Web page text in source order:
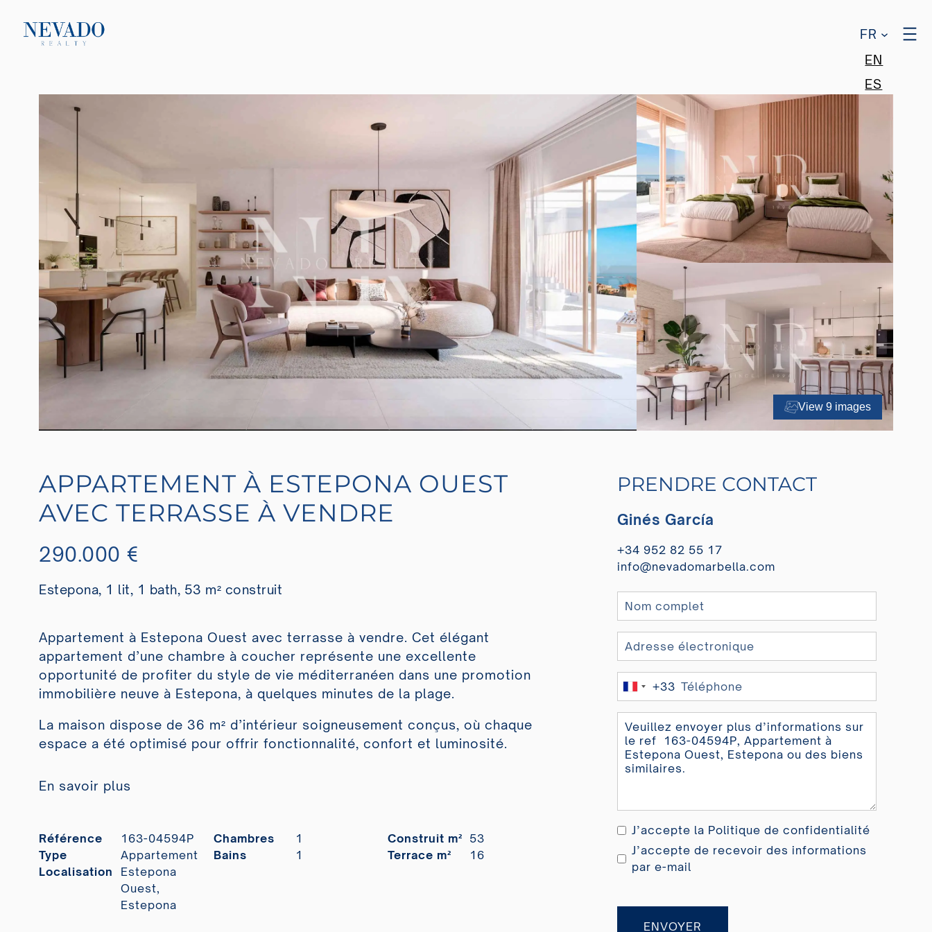
FR
EN
ES
View 9 images
APPARTEMENT À ESTEPONA OUEST
AVEC TERRASSE À VENDRE
290.000 €
Estepona, 1 lit, 1 bath, 53 m² construit
Appartement à Estepona Ouest avec terrasse à vendre. Cet élégant
appartement d’une chambre à coucher représente une excellente
opportunité de profiter du style de vie méditerranéen dans une promotion
immobilière neuve à Estepona, à quelques minutes de la plage.
La maison dispose de 36 m² d’intérieur soigneusement conçus, où chaque
espace a été optimisé pour offrir fonctionnalité, confort et luminosité.
En savoir plus
Référence
163-04594P
Type
Appartement
Localisation
Estepona
Ouest,
Estepona
Chambres
1
Bains
1
Construit m² 53
Terrace m²
16
PRENDRE CONTACT
Ginés García
+34 952 82 55 17
info@nevadomarbella.com
France
+33
J’accepte la Politique de confidentialité
J’accepte de recevoir des informations
par e-mail
ENVOYER